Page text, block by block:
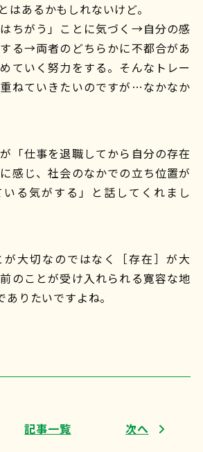
はあるかもしれないけど。
はちがう」ことに気づく→自分の感
る→両者のどちらかに不都合があ
ていく努力をする。そんなトレー
ねていきたいのですが…なかなか
「仕事を退職してから自分の存在
感じ、社会のなかでの立ち位置が
る気がする」と話してくれまし
が大切なのではなく［存在］が大
のことが受け入れられる寛容な地
りたいですよね。
記事一覧 次へ